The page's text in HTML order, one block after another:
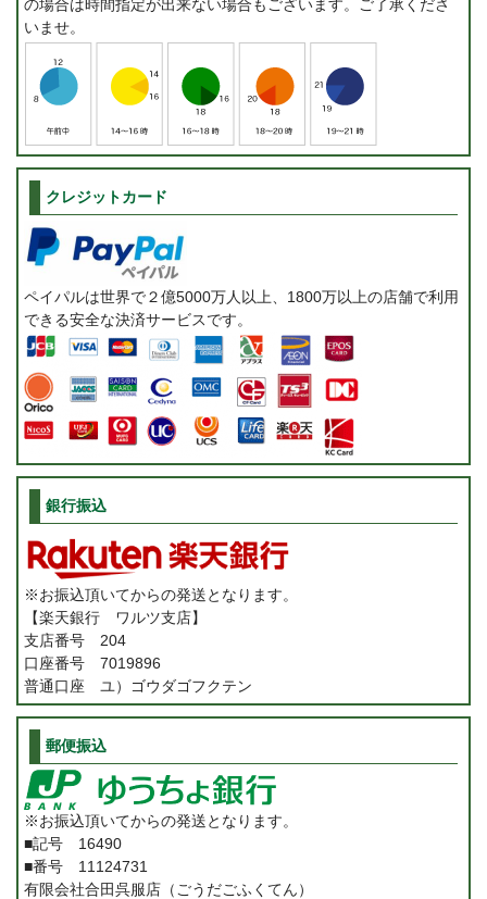
の場合は時間指定が出来ない場合もございます。ご了承くださ
いませ。
クレジットカード
ペイパルは世界で２億5000万人以上、1800万以上の店舗で利用
できる安全な決済サービスです。
銀行振込
※お振込頂いてからの発送となります。
【楽天銀行 ワルツ支店】
支店番号 204
口座番号 7019896
普通口座 ユ）ゴウダゴフクテン
郵便振込
※お振込頂いてからの発送となります。
■記号 16490
■番号 11124731
有限会社合田呉服店（ごうだごふくてん）